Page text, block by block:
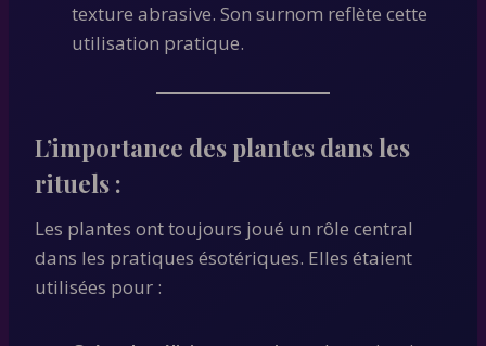
texture abrasive. Son surnom reflète cette
utilisation pratique.
L’importance des plantes dans les
rituels :
Les plantes ont toujours joué un rôle central
dans les pratiques ésotériques. Elles étaient
utilisées pour :